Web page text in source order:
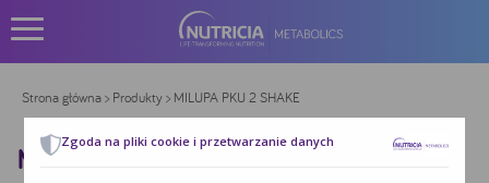
Strona główna> Produkty> MILUPA PKU 2 SHAKE
MILUPA PKU 2 SHAKE
Zgoda na pliki cookie i przetwarzanie danych